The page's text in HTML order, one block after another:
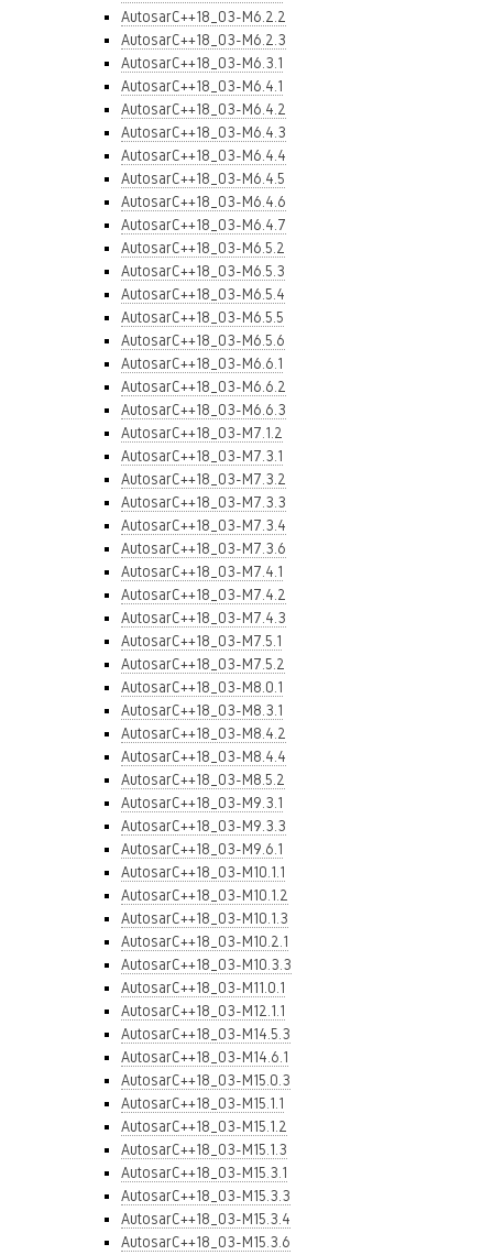
AutosarC++18_03-M6.2.2
AutosarC++18_03-M6.2.3
AutosarC++18_03-M6.3.1
AutosarC++18_03-M6.4.1
AutosarC++18_03-M6.4.2
AutosarC++18_03-M6.4.3
AutosarC++18_03-M6.4.4
AutosarC++18_03-M6.4.5
AutosarC++18_03-M6.4.6
AutosarC++18_03-M6.4.7
AutosarC++18_03-M6.5.2
AutosarC++18_03-M6.5.3
AutosarC++18_03-M6.5.4
AutosarC++18_03-M6.5.5
AutosarC++18_03-M6.5.6
AutosarC++18_03-M6.6.1
AutosarC++18_03-M6.6.2
AutosarC++18_03-M6.6.3
AutosarC++18_03-M7.1.2
AutosarC++18_03-M7.3.1
AutosarC++18_03-M7.3.2
AutosarC++18_03-M7.3.3
AutosarC++18_03-M7.3.4
AutosarC++18_03-M7.3.6
AutosarC++18_03-M7.4.1
AutosarC++18_03-M7.4.2
AutosarC++18_03-M7.4.3
AutosarC++18_03-M7.5.1
AutosarC++18_03-M7.5.2
AutosarC++18_03-M8.0.1
AutosarC++18_03-M8.3.1
AutosarC++18_03-M8.4.2
AutosarC++18_03-M8.4.4
AutosarC++18_03-M8.5.2
AutosarC++18_03-M9.3.1
AutosarC++18_03-M9.3.3
AutosarC++18_03-M9.6.1
AutosarC++18_03-M10.1.1
AutosarC++18_03-M10.1.2
AutosarC++18_03-M10.1.3
AutosarC++18_03-M10.2.1
AutosarC++18_03-M10.3.3
AutosarC++18_03-M11.0.1
AutosarC++18_03-M12.1.1
AutosarC++18_03-M14.5.3
AutosarC++18_03-M14.6.1
AutosarC++18_03-M15.0.3
AutosarC++18_03-M15.1.1
AutosarC++18_03-M15.1.2
AutosarC++18_03-M15.1.3
AutosarC++18_03-M15.3.1
AutosarC++18_03-M15.3.3
AutosarC++18_03-M15.3.4
AutosarC++18_03-M15.3.6